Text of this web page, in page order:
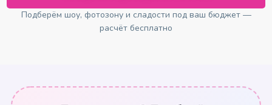
Подберём шоу, фотозону и сладости под ваш бюджет —
расчёт бесплатно